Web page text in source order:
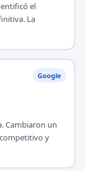
el
La
Google
Cambiaron un
y